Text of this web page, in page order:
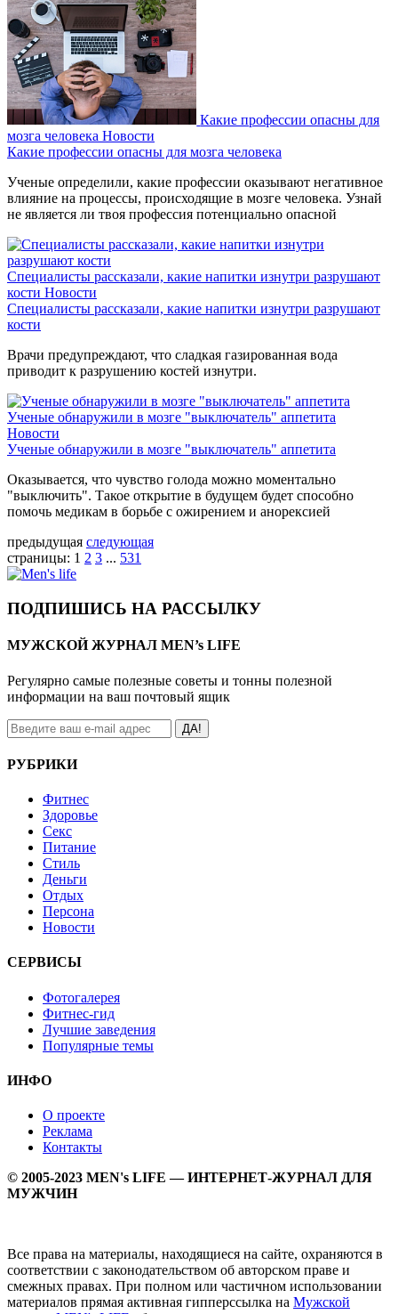
Какие профессии опасны для
мозга человека Новости
Какие профессии опасны для мозга человека
Ученые определили, какие профессии оказывают негативное
влияние на процессы, происходящие в мозге человека. Узнай
не является ли твоя профессия потенциально опасной
Специалисты рассказали, какие напитки изнутри разрушают
кости Новости
Специалисты рассказали, какие напитки изнутри разрушают
кости
Врачи предупреждают, что сладкая газированная вода
приводит к разрушению костей изнутри.
Ученые обнаружили в мозге "выключатель" аппетита
Новости
Ученые обнаружили в мозге "выключатель" аппетита
Оказывается, что чувство голода можно моментально
"выключить". Такое открытие в будущем будет способно
помочь медикам в борьбе с ожирением и анорексией
предыдущая следующая
страницы: 1 2 3 ... 531
ПОДПИШИСЬ НА РАССЫЛКУ
МУЖСКОЙ ЖУРНАЛ MEN’s LIFE
Регулярно самые полезные советы и тонны полезной
информации на ваш почтовый ящик
ДА!
РУБРИКИ
Фитнес
Здоровье
Секс
Питание
Стиль
Деньги
Отдых
Персона
Новости
СЕРВИСЫ
Фотогалерея
Фитнес-гид
Лучшие заведения
Популярные темы
ИНФО
О проекте
Реклама
Контакты
© 2005-2023 MEN's LIFE — ИНТЕРНЕТ-ЖУРНАЛ ДЛЯ
МУЖЧИН
Все права на материалы, находящиеся на сайте, охраняются в
соответствии с законодательством об авторском праве и
смежных правах. При полном или частичном использовании
материалов прямая активная гипперссылка на Мужской